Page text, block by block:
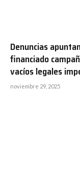
Denuncias
financiado
vacíos legales
noviembre 29, 2025